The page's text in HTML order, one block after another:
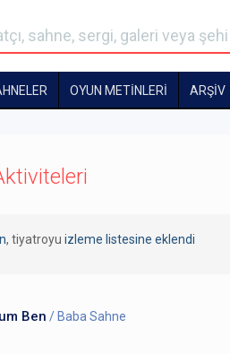
OYUN METİNLERİ ARŞİV
, tiyatroyu izleme listesine eklendi
Ben / Baba Sahne